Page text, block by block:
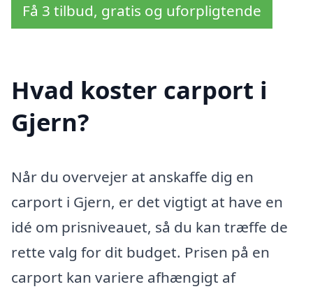
Få 3 tilbud, gratis og uforpligtende
Hvad koster carport i
Gjern?
Når du overvejer at anskaffe dig en
carport i Gjern, er det vigtigt at have en
idé om prisniveauet, så du kan træffe de
rette valg for dit budget. Prisen på en
carport kan variere afhængigt af